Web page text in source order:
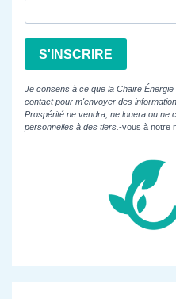
S'INSCRIRE
Je consens à ce que la Chaire
contact pour m'envoyer des
Prospérité ne vendra, ne louera ou ne
personnelles à des tiers. -vous à notre